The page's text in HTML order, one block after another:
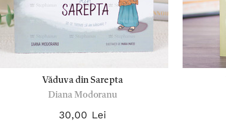
Văduva din Sarepta
Diana Modoranu
30,00 Lei